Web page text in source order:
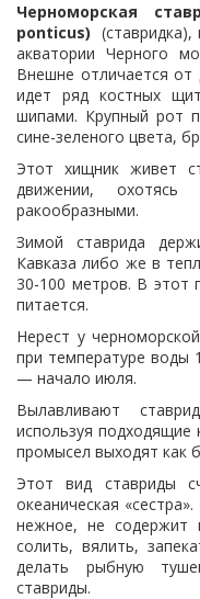
Черноморская
ponticus)
акватории Черного
Внешне отличается
идет ряд костных
шипами. Крупный рот
сине-зеленого цвета,
Этот хищник живет
движении,
ракообразными.
Зимой ставрида
Кавказа либо же в
30-100 метров. В этот
питается.
Нерест у
при температуре воды
— начало июля.
Вылавливают
используя подходящие
промысел выходят как
Этот вид ставриды
океаническая
нежное, не содержит
солить, вялить,
делать рыбную
ставриды.